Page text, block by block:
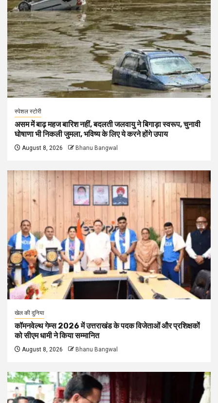
स्पेशल स्टोरी
असम में बाढ़ महज बारिश नहीं, बदलती जलवायु ने बिगाड़ा स्वरूप, चुनावी
घोषाणा भी निकली जुमला, भविष्य के लिए ये करने होंगे उपाय
August 8, 2026 Bhanu Bangwal
खेल की दुनिया
कॉमनवेल्थ गेम्स 2026 में उत्तराखंड के पदक विजेताओं और प्रशिक्षकों
को सीएम धामी ने किया सम्मानित
August 8, 2026 Bhanu Bangwal